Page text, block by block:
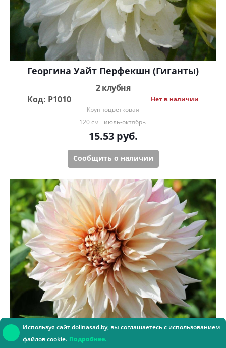
Георгина Уайт Перфекшн (Гиганты)
2 клубня
Код: Р1010
Нет в наличии
Крупноцветковая
120 см
июль-октябрь
15.53руб.
Сообщить о наличии
Используя сайт dolinasad.by, вы соглашаетесь с использованием
файлов cookie. Подробнее.